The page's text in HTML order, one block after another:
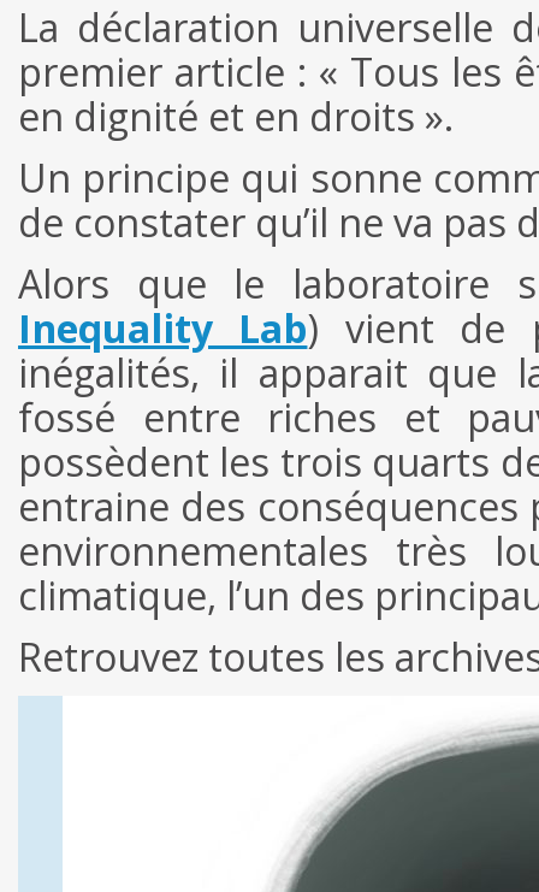
La déclaration universelle
premier article : « Tous les
en dignité et en droits ».
Un principe qui sonne
de constater qu’il ne va pas
Alors que le laboratoire
Inequality Lab) vient de
inégalités, il apparait que
fossé entre riches et
possèdent les trois quarts
entraine des
environnementales très
climatique, l’un des
Retrouvez toutes les